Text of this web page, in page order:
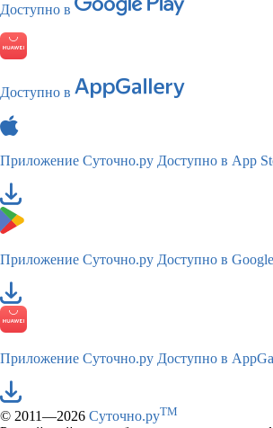
Доступно в
Доступно в
Приложение Суточно.ру Доступно в App
Приложение Суточно.ру Доступно в
Приложение Суточно.ру Доступно в
© 2011—2026 Суточно.руTM